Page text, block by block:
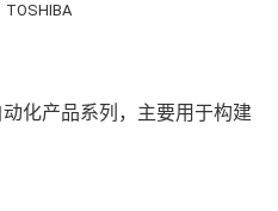
TOSHIBA
化产品系列，主要用于构建